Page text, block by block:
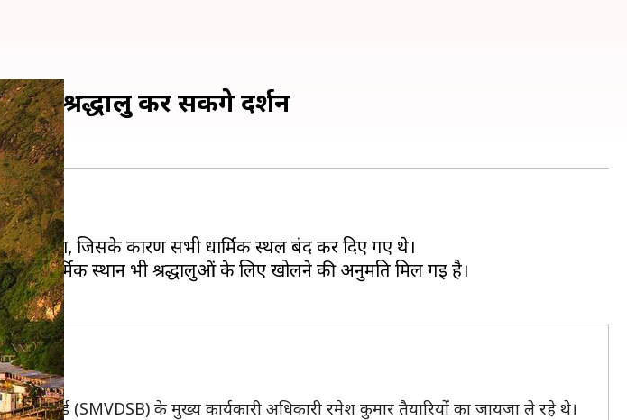
श्रद्धालु कर सकेंगे दर्शन
दिया था, जिसके कारण सभी धार्मिक स्थल बंद कर दिए गए थे।
धार्मिक स्थान भी श्रद्धालुओं के लिए खोलने की अनुमति मिल गई है।
बोर्ड (SMVDSB) के मुख्य कार्यकारी अधिकारी रमेश कुमार तैयारियों का जायजा ले रहे थे।